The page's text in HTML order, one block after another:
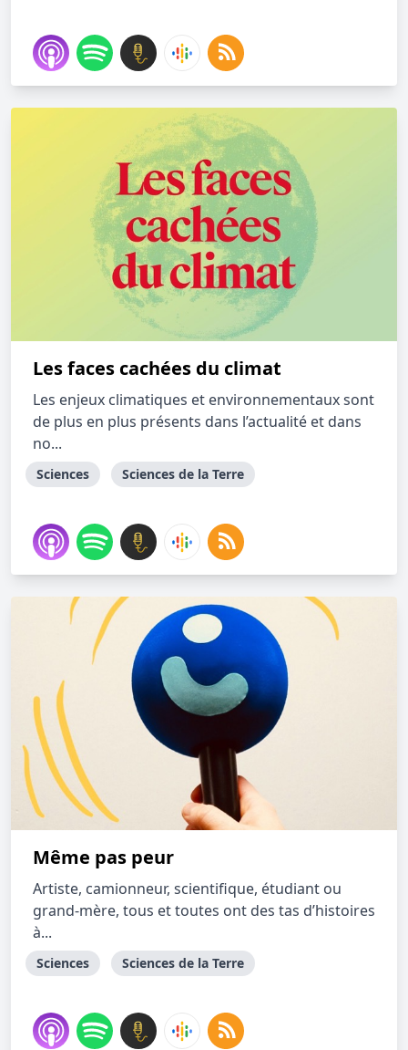
Les faces cachées du climat
Les enjeux climatiques et environnementaux sont
de plus en plus présents dans l’actualité et dans
no...
Sciences Sciences de la Terre
Même pas peur
Artiste, camionneur, scientifique, étudiant ou
grand-mère, tous et toutes ont des tas d’histoires
à...
Sciences Sciences de la Terre